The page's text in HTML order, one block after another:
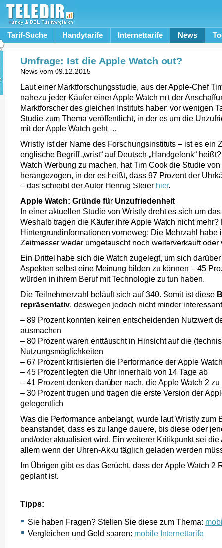
Tarif-Suche Handytarife Internettarife News
Umfrage: Ist die Apple Watch out?
News vom 09.12.2015
Laut einer Marktforschungsstudie, aus der Apple-Chef
nahezu jeder Käufer einer Apple Watch mit der
Marktforscher des gleichen Instituts haben vor wenigen
Studie zum Thema veröffentlicht, in der es um die
mit der Apple Watch geht …
Wristly ist der Name des Forschungsinstituts – ist es ein
englische Begriff „wrist“ auf Deutsch „Handgelenk“
Watch Werbung zu machen, hat Tim Cook die Studie
herangezogen, in der es heißt, dass 97 Prozent der
– das schreibt der Autor Hennig Steier hier.
Apple Watch: Gründe für Unzufriedenheit
In einer aktuellen Studie von Wristly dreht es sich um
Weshalb tragen die Käufer ihre Apple Watch nicht mehr?
Hintergrundinformationen vorneweg: Die Mehrzahl habe
Zeitmesser weder umgetauscht noch weiterverkauft oder
Ein Drittel habe sich die Watch zugelegt, um sich
Aspekten selbst eine Meinung bilden zu können – 45
würden in ihrem Beruf mit Technologie zu tun haben.
Die Teilnehmerzahl beläuft sich auf 340. Somit ist diese
repräsentativ, deswegen jedoch nicht minder
– 89 Prozent konnten keinen entscheidenden Nutzwert
ausmachen
– 80 Prozent waren enttäuscht in Hinsicht auf die
Nutzungsmöglichkeiten
– 67 Prozent kritisierten die Performance der Apple Watch
– 45 Prozent legten die Uhr innerhalb von 14 Tage ab
– 41 Prozent denken darüber nach, die Apple Watch 2 zu
– 30 Prozent trugen und tragen die erste Version der
gelegentlich
Was die Performance anbelangt, wurde laut Wristly zum
beanstandet, dass es zu lange dauere, bis diese oder
und/oder aktualisiert wird. Ein weiterer Kritikpunkt sei die
allem wenn der Uhren-Akku täglich geladen werden
Im Übrigen gibt es das Gerücht, dass der Apple Watch 2
geplant ist.
Tipps:
Sie haben Fragen? Stellen Sie diese zum Thema:
Vergleichen und Geld sparen: mobile Internettarife